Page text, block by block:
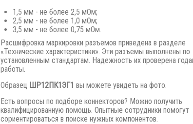
1,5 мм - не более 2,5 мОм;
2,5 мм - не более 1,0 мОм;
3,5 мм - не более 0,75 мОм.
Расшифровка маркировки разъемов приведена в разделе
«Технические характеристики». Эти разъемы выполнены по
установленным стандартам. Надежность их проверена
работы.
Образец ШР12ПК1ЭГ1 вы можете увидеть на фото.
Есть вопросы по подборе коннекторов? Можно получить
квалифицированную помощь. Опытные сотрудники помогут
сориентироваться в поиске нужных компонентов.